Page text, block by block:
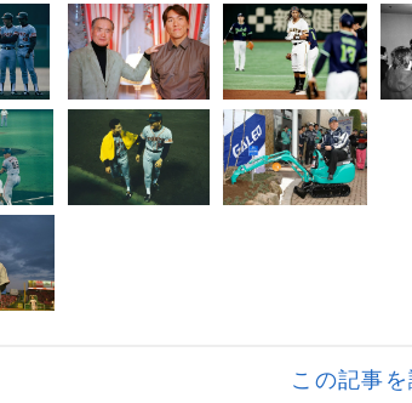
この記事を